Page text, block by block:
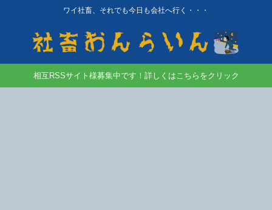
ワイ社畜、それでも今日も会社へ行く・・・
相互RSSサイト様募集中です！詳しくはこちらをクリック